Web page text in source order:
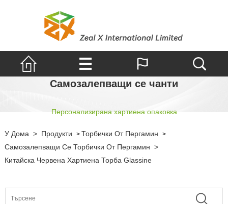
Самозалепващи се чанти
Персонализирана хартиена опаковка
У Дома > Продукти > Торбички От Пергамин >
Самозалепващи Се Торбички От Пергамин >
Китайска Червена Хартиена Торба Glassine